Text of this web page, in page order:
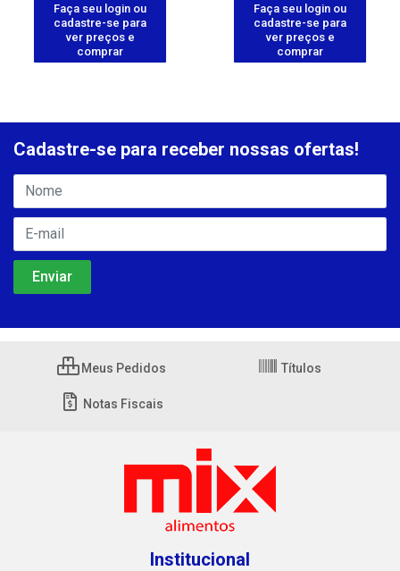
Faça seu login ou
cadastre-se para
ver preços e
comprar
Faça seu login ou
cadastre-se para
ver preços e
comprar
Cadastre-se para receber nossas ofertas!
Meus Pedidos Títulos
Notas Fiscais
Institucional